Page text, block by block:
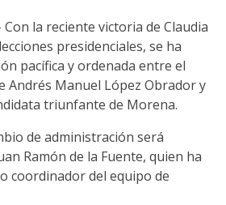
Con la reciente victoria de Claudia
presidenciales, se ha
pacífica y ordenada entre el
Andrés Manuel López Obrador y
triunfante de Morena.
de administración será
Ramón de la Fuente, quien ha
coordinador del equipo de